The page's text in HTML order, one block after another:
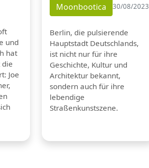
und
hat
die
Joe
Moonbootica 30/08/2023
Berlin, die pulsierende
Hauptstadt Deutschlands,
ist nicht nur für ihre
Geschichte, Kultur und
Architektur bekannt,
sondern auch für ihre
lebendige
Straßenkunstszene.